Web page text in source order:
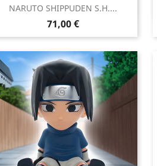
NARUTO SHIPPUDEN S.H....
Prix
71,00 €
Aperçu rapide